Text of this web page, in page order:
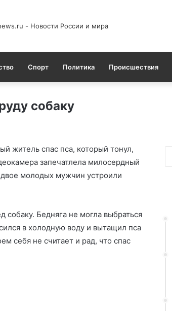
Спорт Политика Происшествия
собаку
житель спас пса, который тонул,
запечатлела милосердный
молодых мужчин устроили
Бедняга не могла выбраться
в холодную воду и вытащил пса
себя не считает и рад, что спас